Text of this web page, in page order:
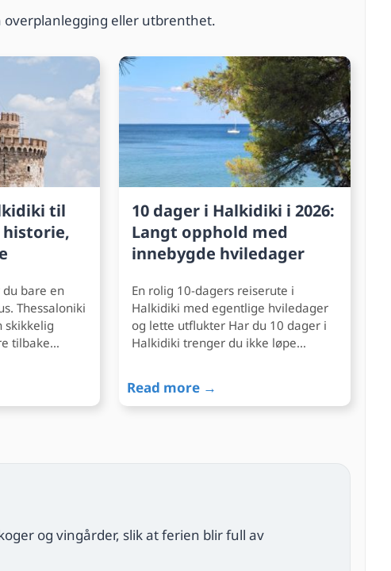
eller utbrenthet.
til
bare en
Thessaloniki
skikkelig
tilbake…
10 dager i Halkidiki i 2026:
Langt opphold med
innebygde hviledager
En rolig 10-dagers reiserute i
Halkidiki med egentlige hviledager
og lette utflukter Har du 10 dager i
Halkidiki trenger du ikke løpe…
Read more →
og vingårder, slik at ferien blir full av